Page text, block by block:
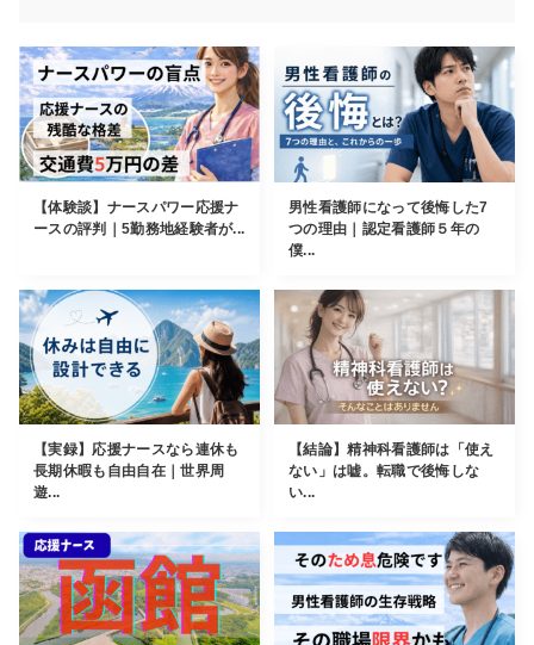
【体験談】ナースパワー応援ナ
ースの評判｜5勤務地経験者が...
男性看護師になって後悔した7
つの理由｜認定看護師５年の
僕...
【実録】応援ナースなら連休も
長期休暇も自由自在｜世界周
遊...
【結論】精神科看護師は「使え
ない」は嘘。転職で後悔しな
い...